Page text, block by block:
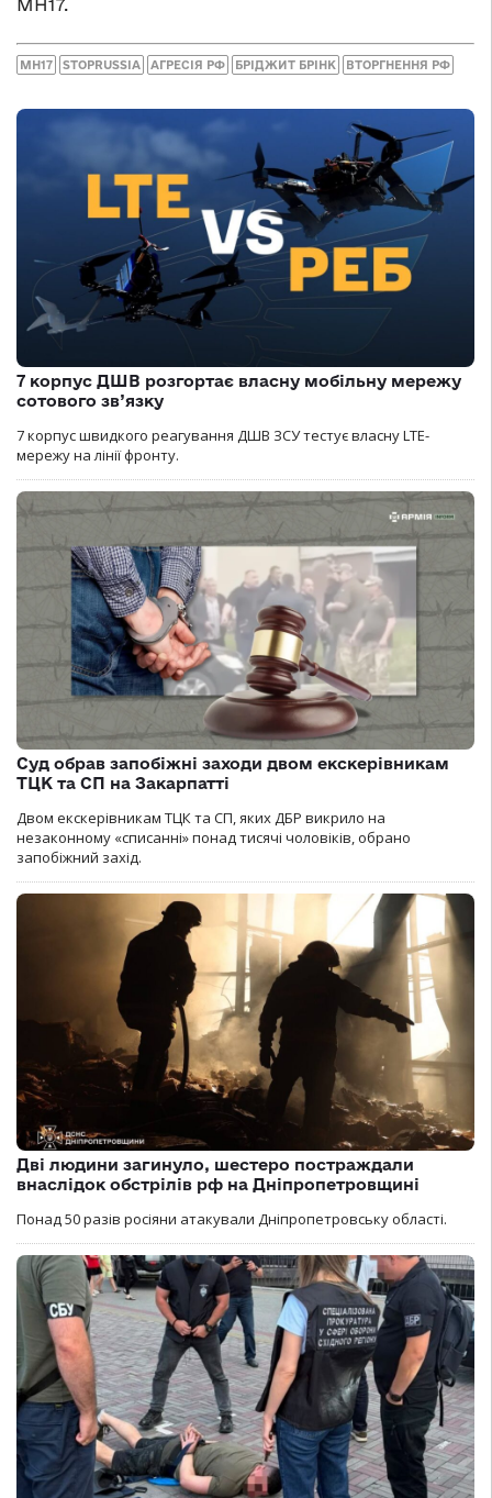
MH17.
MH17 STOPRUSSIA АГРЕСІЯ РФ БРІДЖИТ БРІНК ВТОРГНЕННЯ РФ
7 корпус ДШВ розгортає власну мобільну мережу
сотового зв’язку
7 корпус швидкого реагування ДШВ ЗСУ тестує власну LTE-
мережу на лінії фронту.
Суд обрав запобіжні заходи двом екскерівникам
ТЦК та СП на Закарпатті
Двом екскерівникам ТЦК та СП, яких ДБР викрило на
незаконному «списанні» понад тисячі чоловіків, обрано
запобіжний захід.
Дві людини загинуло, шестеро постраждали
внаслідок обстрілів рф на Дніпропетровщині
Понад 50 разів росіяни атакували Дніпропетровську області.